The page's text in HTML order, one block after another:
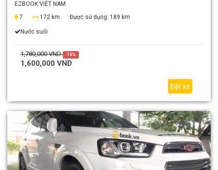
EZBOOK VIỆT NAM
7
172 km Được sử dụng: 189 km
Nước suối
1,780,000 VND -10%
1,600,000 VND
Đặt xe